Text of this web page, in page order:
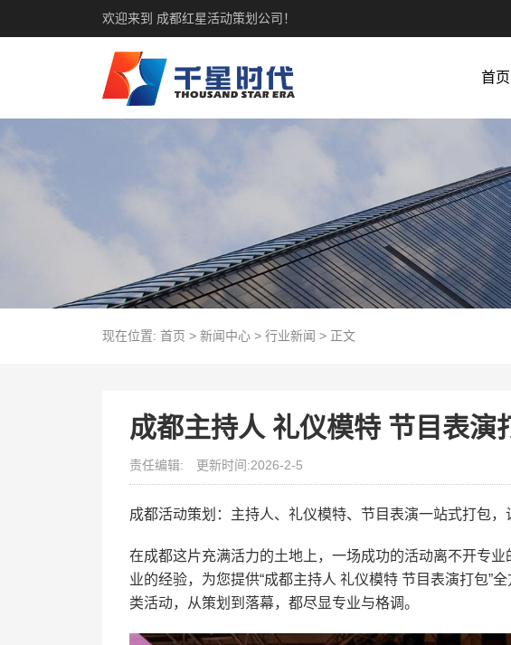
欢迎来到 成都红星活动策划公司！
首页
现在位置: 首页 > 新闻中心> 行业新闻 > 正文
成都主持人 礼仪模特 节目表演
责任编辑: 更新时间:2026-2-5
成都活动策划：主持人、礼仪模特、节目表演一站式打包，
在成都这片充满活力的土地上，一场成功的活动离不开专
业的经验，为您提供“成都主持人 礼仪模特 节目表演打包”
类活动，从策划到落幕，都尽显专业与格调。